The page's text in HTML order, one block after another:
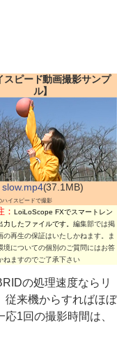
スピード動画撮影サンプ
ル】
slow.mp4(37.1MB)
ハイスピードで撮影
： LoiLoScope FXでスマートレン
力したファイルです。 編集部では掲
の再生の保証はいたしかねます。ま
境についての個別のご質問にはお答
ねますのでご了承下さい
の処理速度ならリ
従来機からすればほぼ
1回の撮影時間は、